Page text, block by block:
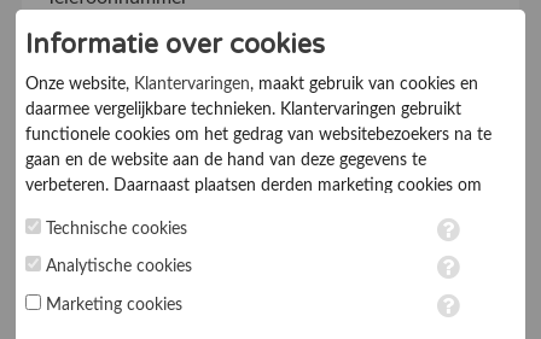
Ik ga akkoord met deAlgemene voorwaarden
Geen opstartkosten
Informatie over cookies
Onze website, Klantervaringen, maakt gebruik van cookies en
daarmee vergelijkbare technieken. Klantervaringen gebruikt
functionele cookies om het gedrag van websitebezoekers na te
gaan en de website aan de hand van deze gegevens te
verbeteren. Daarnaast plaatsen derden marketing cookies om
marketing cookies worden persoonsgegevens verwerkt. Je geeft
toestemming voor deze verwerking wanneer je hieronder een
op ieder moment aanpassen in de
. Lees voor meer
Technische cookies
Analytische cookies
Marketing cookies